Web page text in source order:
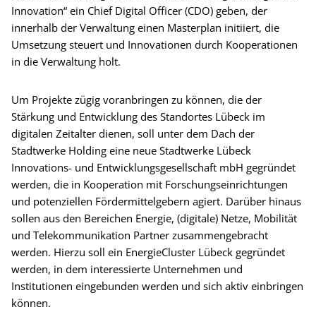
Innovation“ ein Chief Digital Officer (CDO) geben, der
innerhalb der Verwaltung einen Masterplan initiiert, die
Umsetzung steuert und Innovationen durch Kooperationen
in die Verwaltung holt.
Um Projekte zügig voranbringen zu können, die der
Stärkung und Entwicklung des Standortes Lübeck im
digitalen Zeitalter dienen, soll unter dem Dach der
Stadtwerke Holding eine neue Stadtwerke Lübeck
Innovations- und Entwicklungsgesellschaft mbH gegründet
werden, die in Kooperation mit Forschungseinrichtungen
und potenziellen Fördermittelgebern agiert. Darüber hinaus
sollen aus den Bereichen Energie, (digitale) Netze, Mobilität
und Telekommunikation Partner zusammengebracht
werden. Hierzu soll ein EnergieCluster Lübeck gegründet
werden, in dem interessierte Unternehmen und
Institutionen eingebunden werden und sich aktiv einbringen
können.